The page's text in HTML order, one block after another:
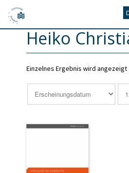
Heiko
Einzelnes Ergebnis wird angezeigt